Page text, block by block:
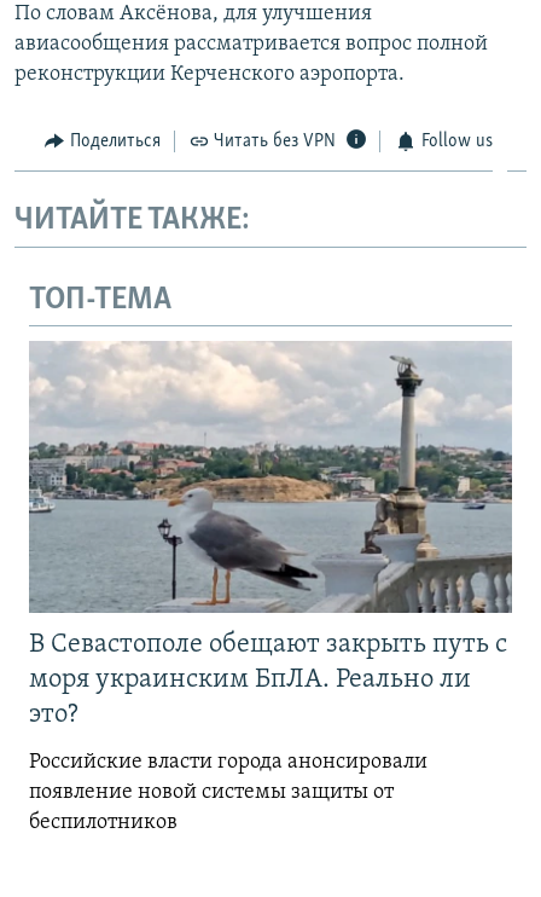
По словам Аксёнова, для улучшения
авиасообщения рассматривается вопрос полной
реконструкции Керченского аэропорта.
Поделиться Читать без VPN Follow us
ЧИТАЙТЕ ТАКЖЕ:
ТОП-ТЕМА
В Севастополе обещают закрыть путь с
моря украинским БпЛА. Реально ли
это?
Российские власти города анонсировали
появление новой системы защиты от
беспилотников